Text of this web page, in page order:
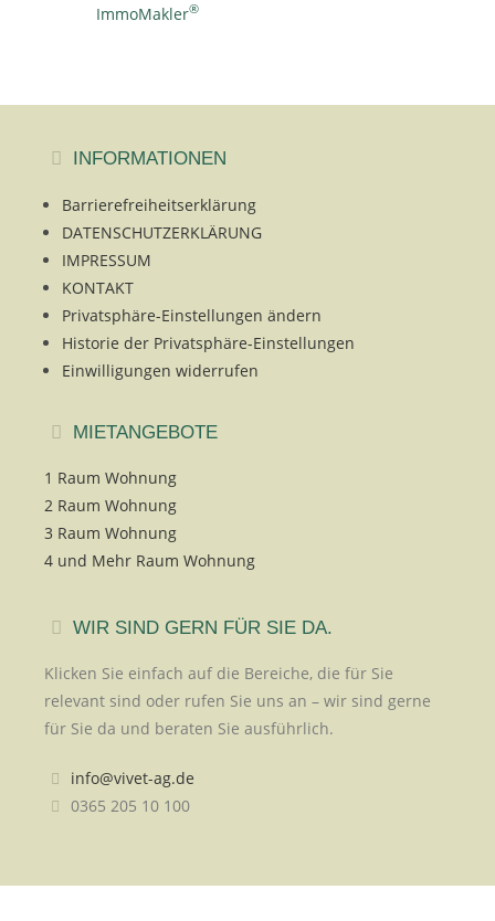
ImmoMakler®
INFORMATIONEN
Barrierefreiheitserklärung
DATENSCHUTZERKLÄRUNG
IMPRESSUM
KONTAKT
Privatsphäre-Einstellungen ändern
Historie der Privatsphäre-Einstellungen
Einwilligungen widerrufen
MIETANGEBOTE
1 Raum Wohnung
2 Raum Wohnung
3 Raum Wohnung
4 und Mehr Raum Wohnung
WIR SIND GERN FÜR SIE DA.
Klicken Sie einfach auf die Bereiche, die für Sie
relevant sind oder rufen Sie uns an – wir sind gerne
für Sie da und beraten Sie ausführlich.
info@vivet-ag.de
0365 205 10 100